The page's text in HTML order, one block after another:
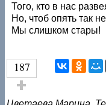
Того, кто в нас
Но, чтоб опять так
Мы слишком стары!
187
Голос за!